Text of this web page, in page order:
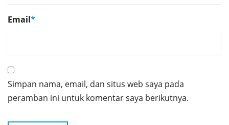
Email*
Simpan nama, email, dan situs web saya pada
peramban ini untuk komentar saya berikutnya.